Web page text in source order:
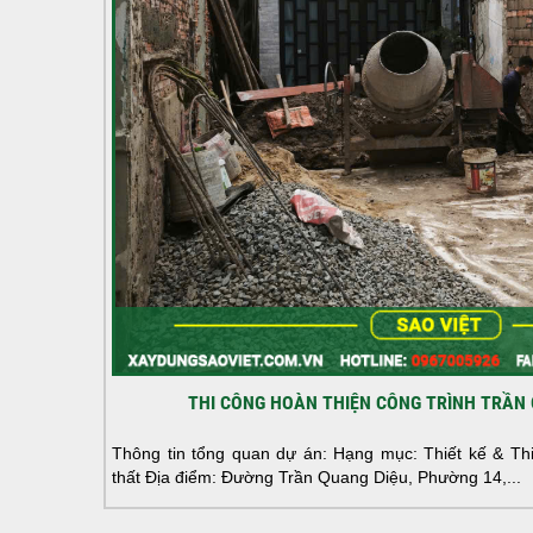
THI CÔNG HOÀN THIỆN CÔNG TRÌNH TRẦN
Thông tin tổng quan dự án: Hạng mục: Thiết kế &
thất Địa điểm: Đường Trần Quang Diệu, Phường 14,...